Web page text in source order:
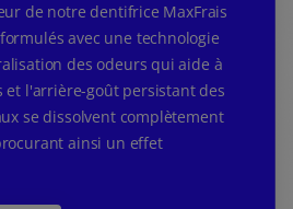
de notre dentifrice MaxFrais
avec une technologie
des odeurs qui aide à
et l'arrière-goût persistant des
se dissolvent complètement
ainsi un effet